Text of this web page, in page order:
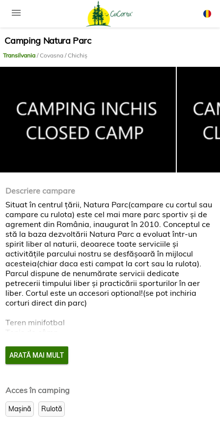
menu
Camping Natura Parc
Transilvania/ Covasna / Chichiș
Descriere campare
Situat în centrul ţării, Natura Parc(campare cu cortul sau
campare cu rulota) este cel mai mare parc sportiv şi de
agrement din România, inaugurat în 2010. Conceptul ce
stă la baza dezvoltării Natura Parc a evoluat într-un
spirit liber al naturii, deoarece toate serviciile și
activitățile parcului nostru se desfășoară în mijlocul
acesteia(chiar daca esti campat la cort sau la rulota).
Parcul dispune de nenumărate servicii dedicate
petrecerii timpului liber şi practicării sporturilor în aer
liber. Cortul este un accesori optional!(se pot inchiria
corturi direct din parc)
Teren minifotbal
Tenis de câmp
Piscină
Teren de Fotbal
Paintball
Agrement:
ARATĂ MAI MULT
Acces în camping
Mașină Rulotă